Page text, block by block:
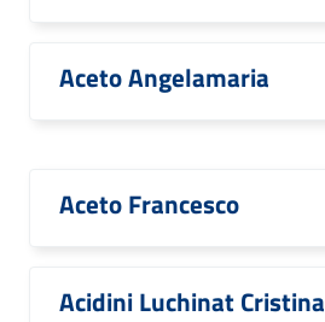
Aceto Angelamaria
Aceto Francesco
Acidini Luchinat Cristina